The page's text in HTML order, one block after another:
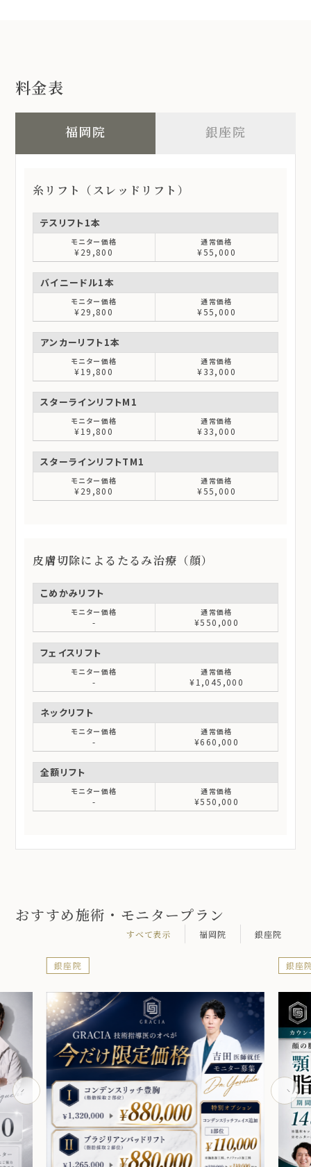
料金表
福岡院 銀座院
糸リフト（スレッドリフト）
テスリフト1本
¥29,800 ¥55,000
バイニードル1本
¥29,800 ¥55,000
アンカーリフト1本
¥19,800 ¥33,000
スターラインリフトM1
¥19,800 ¥33,000
スターラインリフトTM1
¥29,800 ¥55,000
皮膚切除によるたるみ治療（顔）
こめかみリフト
- ¥550,000
フェイスリフト
- ¥1,045,000
ネックリフト
- ¥660,000
全額リフト
- ¥550,000
おすすめ施術・モニタープラン
すべて表示 福岡院 銀座院
銀座院 銀座